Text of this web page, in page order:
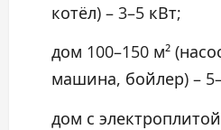
котёл) – 3–5 кВт;
дом 100–150 м²
машина, бойлер) –
дом с